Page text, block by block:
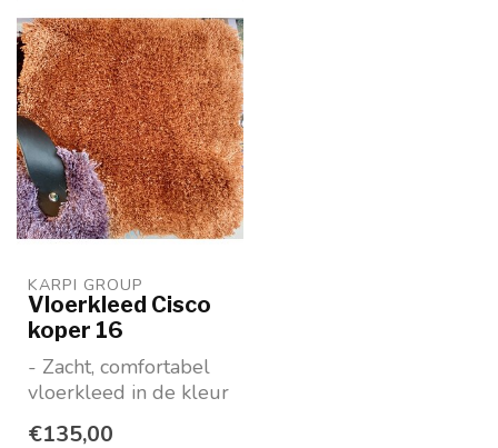
KARPI GROUP
Vloerkleed Cisco
koper 16
- Zacht, comfortabel
vloerkleed in de kleur
€135,00